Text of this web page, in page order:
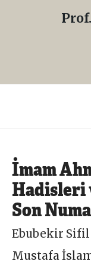
Sifil
İmam
Hadisleri
Son
Ebubekir Sifil
Mustafa